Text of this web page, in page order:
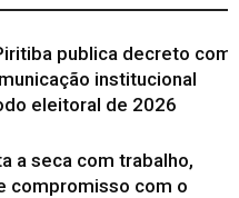
publica decreto com
institucional
eleitoral de 2026
a seca com trabalho,
compromisso com o